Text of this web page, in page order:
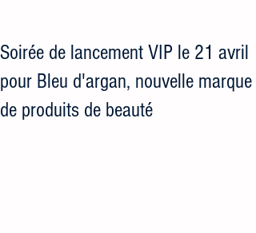
Soirée de lancement VIP le 21 avril
pour Bleu d'argan, nouvelle marque
de produits de beauté